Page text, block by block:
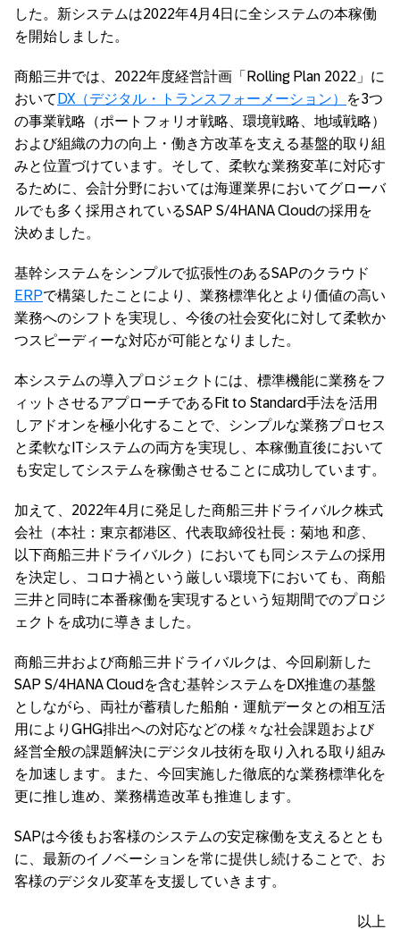
した。新システムは2022年4月4日に全システムの本稼働
を開始しました。
商船三井では、2022年度経営計画「Rolling Plan 2022」に
おいて DX（デジタル・トランスフォーメーション）
を3つ
の事業戦略（ポートフォリオ戦略、環境戦略、地域戦略）
および組織の力の向上・働き方改革を支える基盤的取り組
みと位置づけています。そして、柔軟な業務変革に対応す
るために、会計分野においては海運業界においてグローバ
ルでも多く採用されているSAP S/4HANA Cloudの採用を
決めました。
基幹システムをシンプルで拡張性のあるSAPのクラウド
ERPで構築したことにより、業務標準化とより価値の高い
業務へのシフトを実現し、今後の社会変化に対して柔軟か
つスピーディーな対応が可能となりました。
本システムの導入プロジェクトには、標準機能に業務をフ
ィットさせるアプローチであるFit to Standard手法を活用
しアドオンを極小化することで、シンプルな業務プロセス
と柔軟なITシステムの両方を実現し、本稼働直後において
も安定してシステムを稼働させることに成功しています。
加えて、2022年4月に発足した商船三井ドライバルク株式
会社（本社：東京都港区、代表取締役社長：菊地 和彦、
以下商船三井ドライバルク）においても同システムの採用
を決定し、コロナ禍という厳しい環境下においても、商船
三井と同時に本番稼働を実現するという短期間でのプロジ
ェクトを成功に導きました。
商船三井および商船三井ドライバルクは、今回刷新した
SAP S/4HANA Cloudを含む基幹システムをDX推進の基盤
としながら、両社が蓄積した船舶・運航データとの相互活
用によりGHG排出への対応などの様々な社会課題および
経営全般の課題解決にデジタル技術を取り入れる取り組み
を加速します。また、今回実施した徹底的な業務標準化を
更に推し進め、業務構造改革も推進します。
SAPは今後もお客様のシステムの安定稼働を支えるととも
に、最新のイノベーションを常に提供し続けることで、お
客様のデジタル変革を支援していきます。
以上